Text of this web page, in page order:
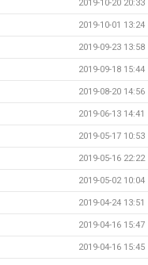
2019-10-20 20:33
2019-10-01 13:24
2019-09-23 13:58
2019-09-18 15:44
2019-08-20 14:56
2019-06-13 14:41
2019-05-17 10:53
2019-05-16 22:22
2019-05-02 10:04
2019-04-24 13:51
2019-04-16 15:47
2019-04-16 15:45